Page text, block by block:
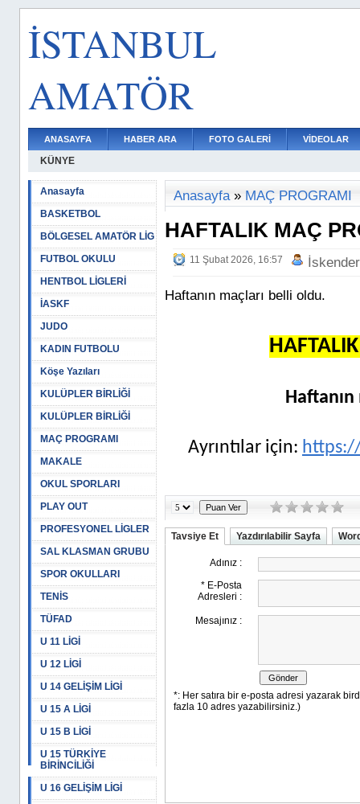
İSTANBUL
AMATÖR
ANASAYFA HABER ARA FOTO GALERİ VİDEOLAR
KÜNYE
Anasayfa
BASKETBOL
BÖLGESEL AMATÖR LİG
FUTBOL OKULU
HENTBOL LİGLERİ
İASKF
JUDO
KADIN FUTBOLU
Köşe Yazıları
KULÜPLER BİRLİĞİ
KULÜPLER BİRLİĞİ
MAÇ PROGRAMI
MAKALE
OKUL SPORLARI
PLAY OUT
PROFESYONEL LİGLER
SAL KLASMAN GRUBU
SPOR OKULLARI
TENİS
TÜFAD
U 11 LİGİ
U 12 LİGİ
U 14 GELİŞİM LİGİ
U 15 A LİGİ
U 15 B LİGİ
U 15 TÜRKİYE
BİRİNCİLİĞİ
U 16 GELİŞİM LİGİ
Anasayfa» MAÇ PROGRAMI
HAFTALIK MAÇ
11 Şubat 2026, 16:57
Haftanın maçları belli oldu.
Ayrıntılar için:
Tavsiye Et Yazdırılabilir Sayfa